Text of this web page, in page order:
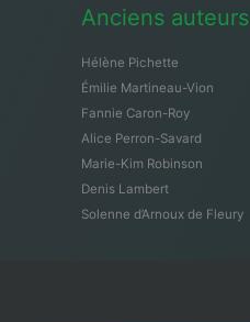
Anciens auteurs
Hélène Pichette
Émilie Martineau-Vion
Fannie Caron-Roy
Alice Perron-Savard
Marie-Kim Robinson
Denis Lambert
Solenne d’Arnoux de Fleury